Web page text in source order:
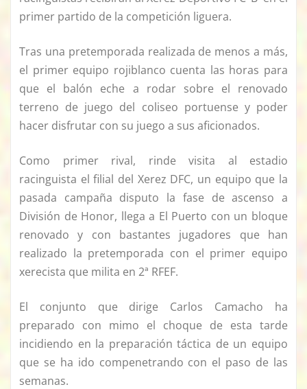
primer partido de la competición liguera.
Tras una pretemporada realizada de menos a más,
el primer equipo rojiblanco cuenta las horas para
que el balón eche a rodar sobre el renovado
terreno de juego del coliseo portuense y poder
hacer disfrutar con su juego a sus aficionados.
Como primer rival, rinde visita al estadio
racinguista el filial del Xerez DFC, un equipo que la
pasada campaña disputo la fase de ascenso a
División de Honor, llega a El Puerto con un bloque
renovado y con bastantes jugadores que han
realizado la pretemporada con el primer equipo
xerecista que milita en 2ª RFEF.
El conjunto que dirige Carlos Camacho ha
preparado con mimo el choque de esta tarde
incidiendo en la preparación táctica de un equipo
que se ha ido compenetrando con el paso de las
semanas.